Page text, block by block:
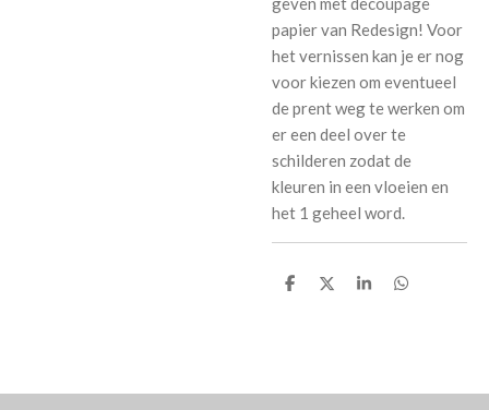
papier van Redesign! Voor
het vernissen kan je er nog
voor kiezen om eventueel
de prent weg te werken om
er een deel over te
schilderen zodat de
kleuren in een vloeien en
het 1 geheel word.
D
D
S
D